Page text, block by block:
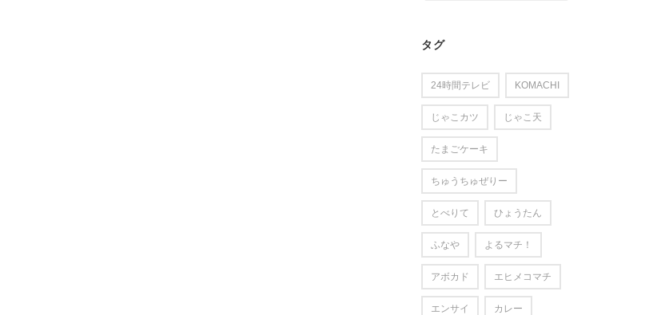
タグ
24時間テレビ KOMACHI
じゃこカツ じゃこ天
たまごケーキ
ちゅうちゅぜりー
とべりて ひょうたん
ふなや よるマチ！
アボカド エヒメコマチ
エンサイ カレー